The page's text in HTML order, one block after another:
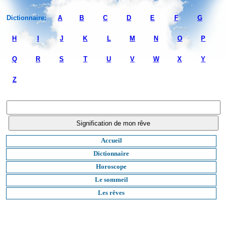
Dictionnaire: A B C D E F G
H J K L M N O P
Q R S T U V W X Y
Z
Accueil
Dictionnaire
Horoscope
Le sommeil
Les rêves